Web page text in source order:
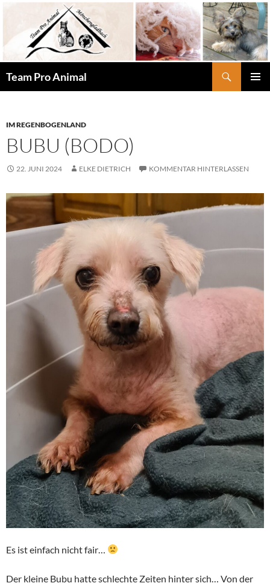
springen
Team Pro Animal
IM REGENBOGENLAND
BUBU (BODO)
22. JUNI 2024 ELKE DIETRICH KOMMENTAR HINTERLASSEN
Es ist einfach nicht fair…
Der kleine Bubu hatte schlechte Zeiten hinter sich… Von der